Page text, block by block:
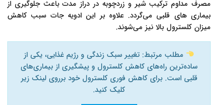
مصرف مداوم ترکیب شیر و زردچوبه در دراز مدت باعث جلوگیری از
بیماری های قلبی می‌گردد. علاوه بر این ادویه جات سبب کاهش
میزان کلسترول بالا نیز می‌شوند.
مطلب مرتبط: تغییر سبک زندگی و رژیم غذایی، یکی از
ساده‌ترین راه‌های کاهش کلسترول و پیشگیری از بیماری‌های
قلبی است. برای کاهش فوری کلسترول خود برروی لینک زیر
کلیک کنید.